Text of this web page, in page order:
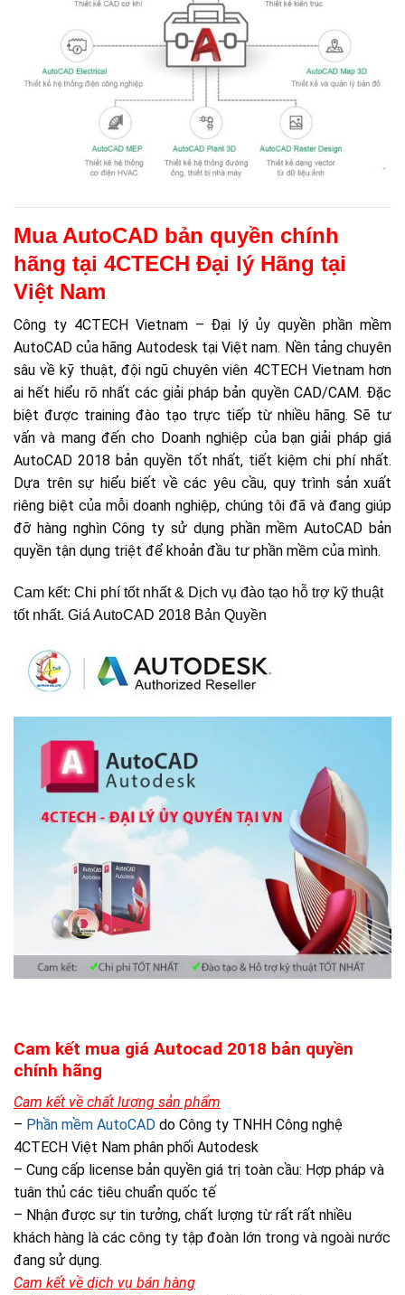
Mua AutoCAD bản quyền chính
hãng tại 4CTECH Đại lý Hãng tại
Việt Nam
Công ty 4CTECH Vietnam – Đại lý ủy quyền phần mềm
AutoCAD của hãng Autodesk tại Việt nam. Nền tảng chuyên
sâu về kỹ thuật, đội ngũ chuyên viên 4CTECH Vietnam hơn
ai hết hiểu rõ nhất các giải pháp bản quyền CAD/CAM. Đặc
biệt được training đào tạo trực tiếp từ nhiều hãng. Sẽ tư
vấn và mang đến cho Doanh nghiệp của bạn giải pháp giá
AutoCAD 2018 bản quyền tốt nhất, tiết kiệm chi phí nhất.
Dựa trên sự hiểu biết về các yêu cầu, quy trình sản xuất
riêng biệt của mỗi doanh nghiệp, chúng tôi đã và đang giúp
đỡ hàng nghìn Công ty sử dụng phần mềm AutoCAD bản
quyền tận dụng triệt để khoản đầu tư phần mềm của mình.
Cam kết: Chi phí tốt nhất & Dịch vụ đào tạo hỗ trợ kỹ thuật
tốt nhất. Giá AutoCAD 2018 Bản Quyền
Cam kết mua giá Autocad 2018 bản quyền
chính hãng
Cam kết về chất lượng sản phẩm
– Phần mềm AutoCAD do Công ty TNHH Công nghệ
4CTECH Việt Nam phân phối Autodesk
– Cung cấp license bản quyền giá trị toàn cầu: Hợp pháp và
tuân thủ các tiêu chuẩn quốc tế
– Nhận được sự tin tưởng, chất lượng từ rất rất nhiều
khách hàng là các công ty tập đoàn lớn trong và ngoài nước
đang sử dụng.
Cam kết về dịch vụ bán hàng